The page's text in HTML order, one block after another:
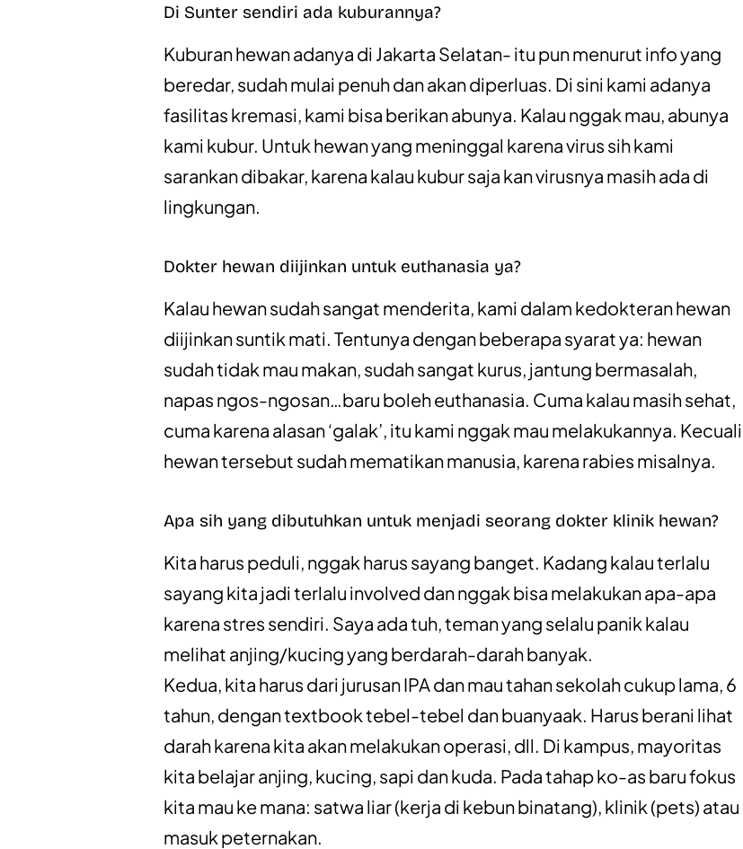
Di Sunter sendiri ada kuburannya?
Kuburan hewan adanya di Jakarta Selatan- itu pun menurut info yang
beredar, sudah mulai penuh dan akan diperluas. Di sini kami adanya
fasilitas kremasi, kami bisa berikan abunya. Kalau nggak mau, abunya
kami kubur. Untuk hewan yang meninggal karena virus sih kami
sarankan dibakar, karena kalau kubur saja kan virusnya masih ada di
lingkungan.
Dokter hewan diijinkan untuk euthanasia ya?
Kalau hewan sudah sangat menderita, kami dalam kedokteran hewan
diijinkan suntik mati. Tentunya dengan beberapa syarat ya: hewan
sudah tidak mau makan, sudah sangat kurus, jantung bermasalah,
napas ngos-ngosan…baru boleh euthanasia. Cuma kalau masih sehat,
cuma karena alasan ‘galak’, itu kami nggak mau melakukannya. Kecuali
hewan tersebut sudah mematikan manusia, karena rabies misalnya.
Apa sih yang dibutuhkan untuk menjadi seorang dokter klinik hewan?
Kita harus peduli, nggak harus sayang banget. Kadang kalau terlalu
sayang kita jadi terlalu involved dan nggak bisa melakukan apa-apa
karena stres sendiri. Saya ada tuh, teman yang selalu panik kalau
melihat anjing/kucing yang berdarah-darah banyak.
Kedua, kita harus dari jurusan IPA dan mau tahan sekolah cukup lama, 6
tahun, dengan textbook tebel-tebel dan buanyaak. Harus berani lihat
darah karena kita akan melakukan operasi, dll. Di kampus, mayoritas
kita belajar anjing, kucing, sapi dan kuda. Pada tahap ko-as baru fokus
kita mau ke mana: satwa liar (kerja di kebun binatang), klinik (pets) atau
masuk peternakan.